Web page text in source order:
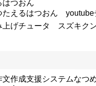
はつおん
たえるはつおん youtube
上げチュータ スズキク
文作成支援システムなつ